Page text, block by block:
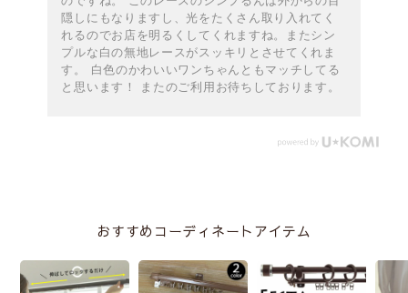
隠しにもなりますし、光をたくさん取り入れてく
れるのでお店を明るくしてくれますね。またシン
プルな白の無地レースがスッキリとさせてくれま
す。 白色のかわいいワンちゃんともマッチしてる
と思います！ またのご利用お待ちしております。
おすすめコーディネートアイテム